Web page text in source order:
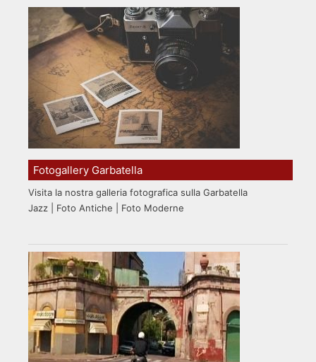
Fotogallery Garbatella
Visita la nostra galleria fotografica sulla Garbatella
Jazz | Foto Antiche | Foto Moderne